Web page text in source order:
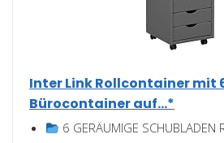
Inter Link Rollcontainer mit
Bürocontainer auf...*
6 GERÄUMIGE